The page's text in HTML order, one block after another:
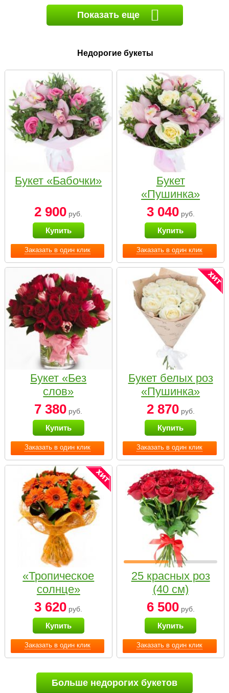
Показать еще
Недорогие букеты
Заказать в один клик
Букет «Бабочки»
2 900 руб.
Купить
Заказать в один клик
Букет
«Пушинка»
3 040руб.
Купить
Заказать в один клик
Букет «Без
слов»
7 380 руб.
Купить
Заказать в один клик
Букет белых роз
«Пушинка»
2 870руб.
Купить
Заказать в один клик
«Тропическое
солнце»
3 620 руб.
Купить
Заказать в один клик
25 красных роз
(40 см)
6 500руб.
Купить
Больше недорогих букетов